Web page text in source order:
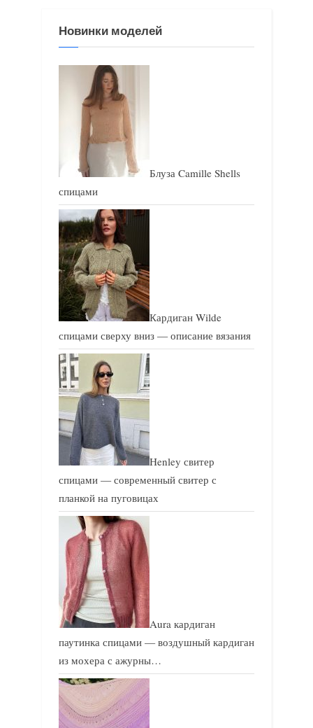
а
Новинки моделей
Блуза Camille Shells
спицами
Кардиган Wilde
спицами сверху вниз — описание вязания
Henley свитер
спицами — современный свитер с
планкой на пуговицах
Aura кардиган
паутинка спицами — воздушный кардиган
из мохера с ажурны…